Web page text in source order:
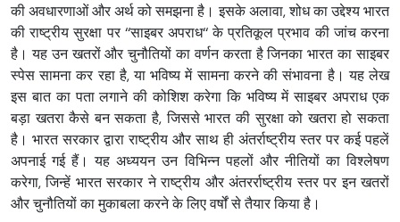
की अवधारणाओं और अर्थ को समझना है। इसके अलावा, शोध का उद्देश्य भारत
की राष्ट्रीय सुरक्षा पर ‘‘साइबर अपराध‘‘ के प्रतिकूल प्रभाव की जांच करना
है। यह उन खतरों और चुनौतियों का वर्णन करता है जिनका भारत का साइबर
स्पेस सामना कर रहा है, या भविष्य में सामना करने की संभावना है। यह लेख
इस बात का पता लगाने की कोशिश करेगा कि भविष्य में साइबर अपराध एक
बड़ा खतरा कैसे बन सकता है, जिससे भारत की सुरक्षा को खतरा हो सकता
है। भारत सरकार द्वारा राष्ट्रीय और साथ ही अंतर्राष्ट्रीय स्तर पर कई पहलें
अपनाई गई हैं। यह अध्ययन उन विभिन्न पहलों और नीतियों का विश्लेषण
करेगा, जिन्हें भारत सरकार ने राष्ट्रीय और अंतरर्राष्ट्रीय स्तर पर इन खतरों
और चुनौतियों का मुकाबला करने के लिए वर्षों से तैयार किया है।